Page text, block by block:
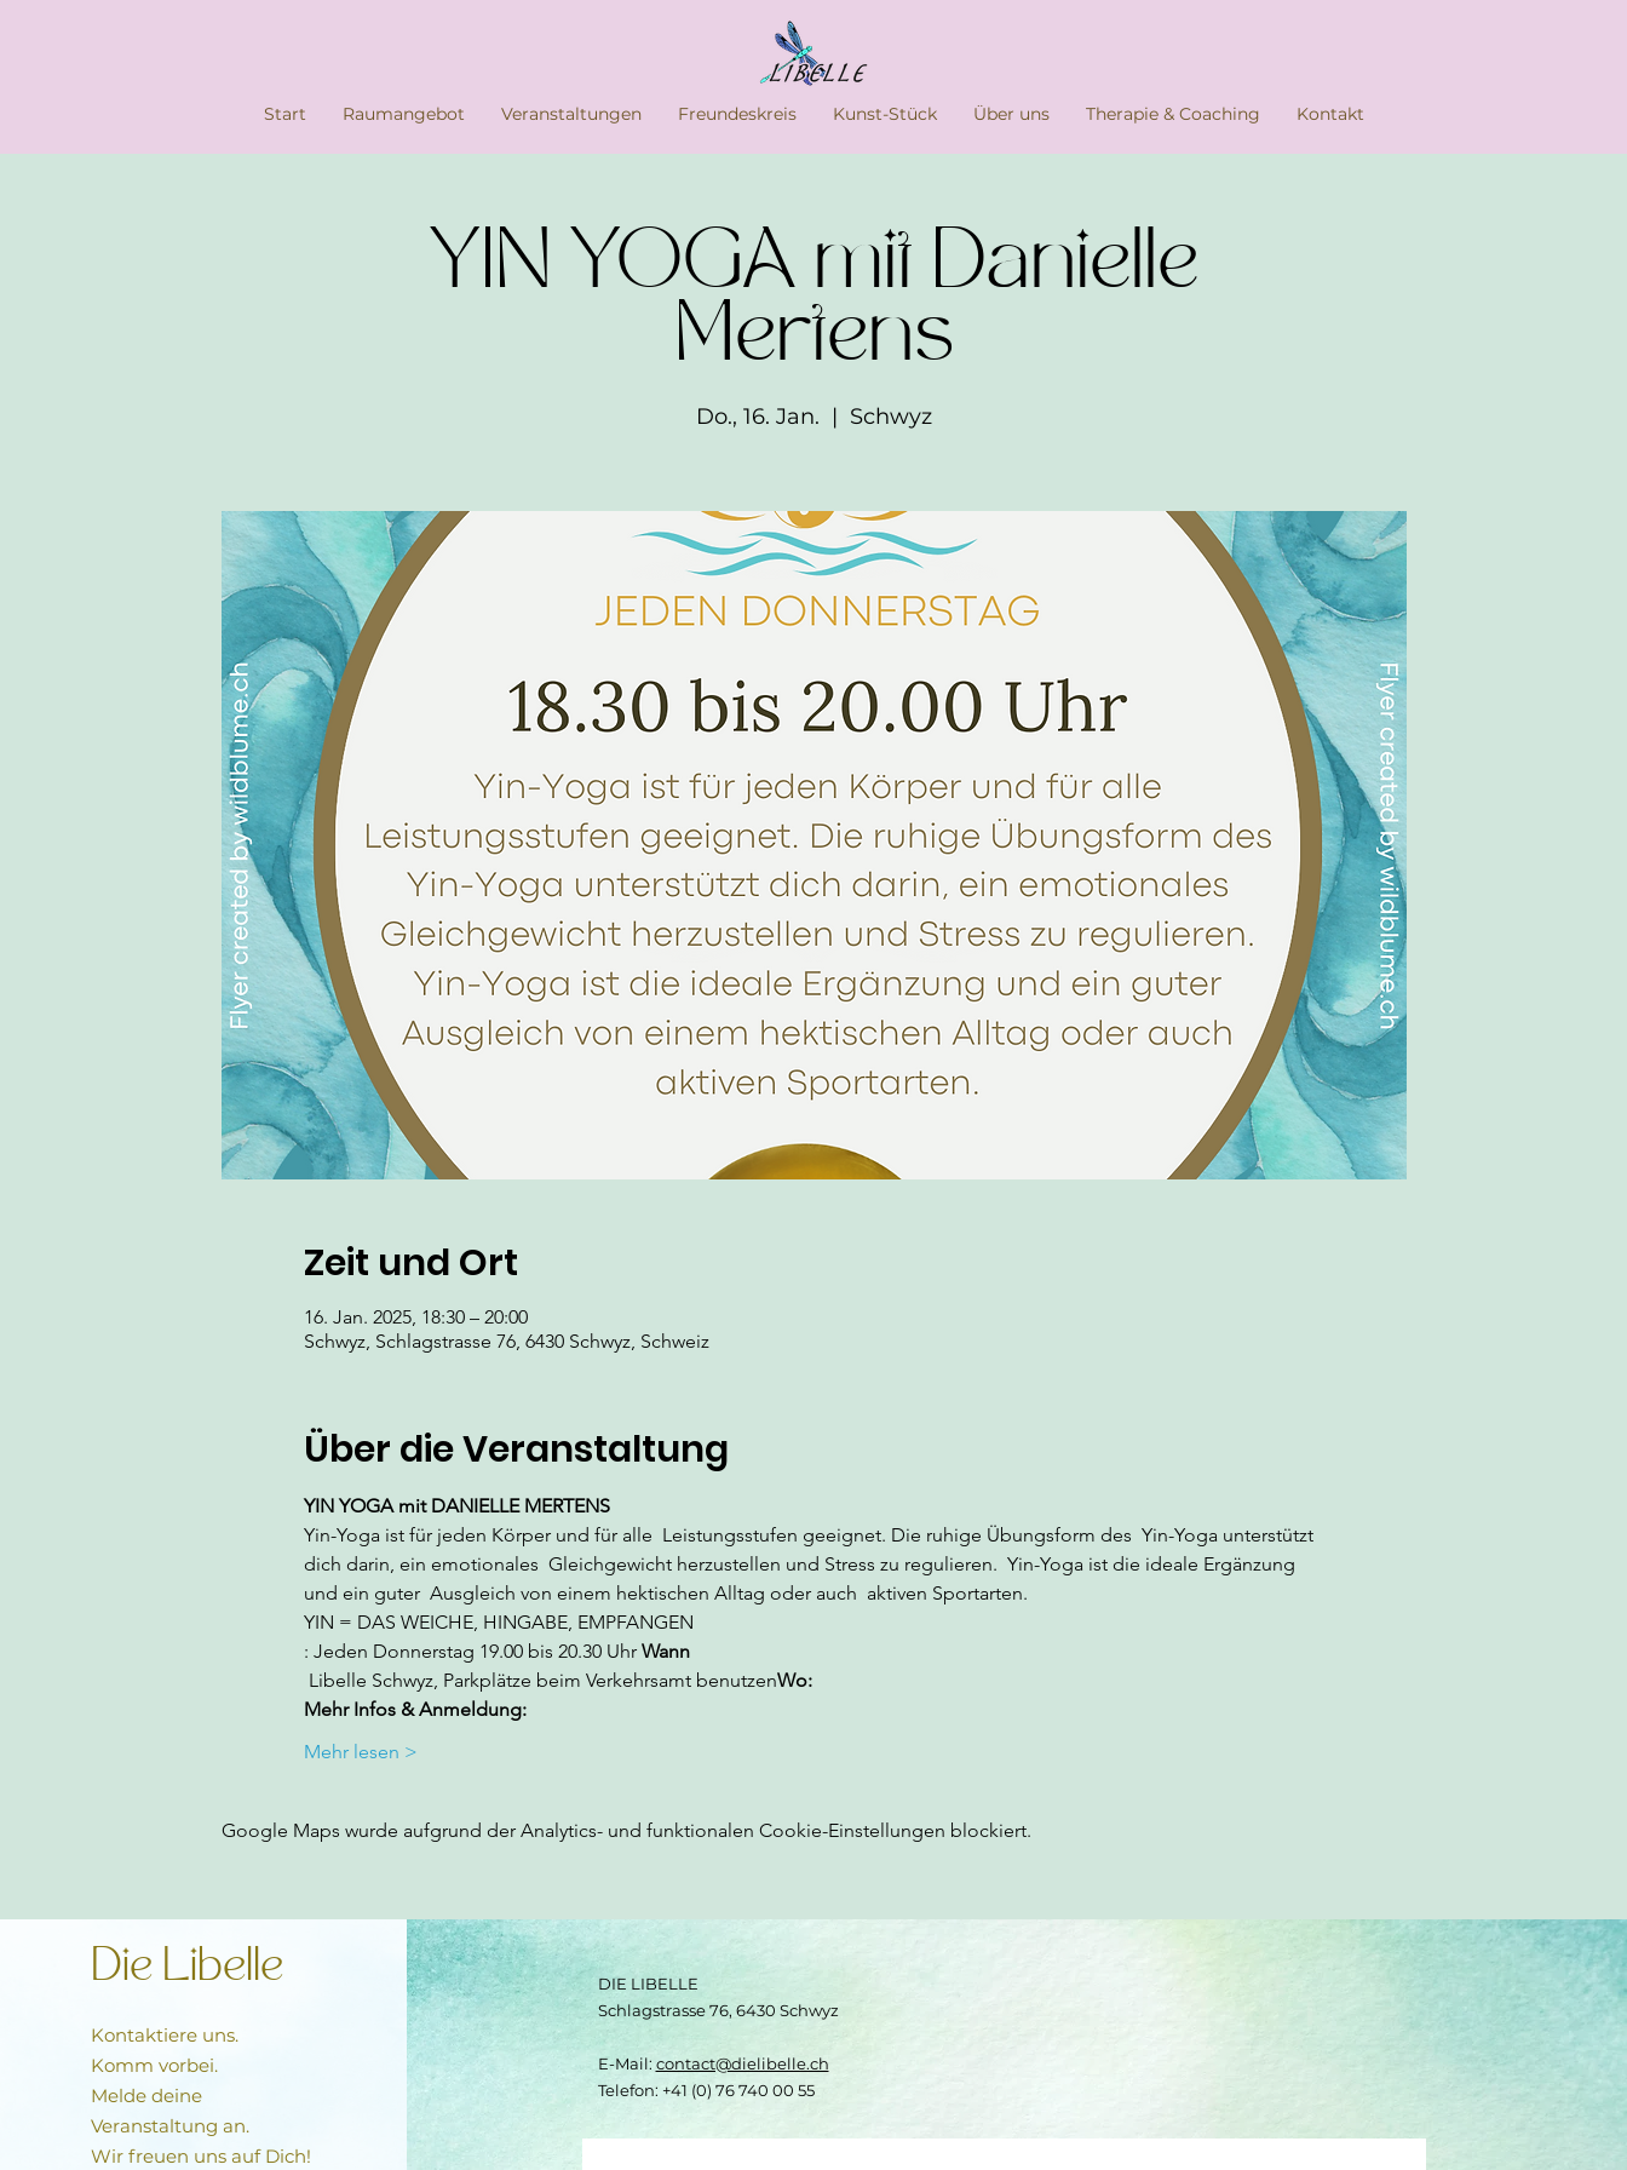
Start Raumangebot Veranstaltungen Freundeskreis Kunst-Stück Über uns Therapie & Coaching Kontakt
YIN YOGA mit Danielle
Mertens
Do., 16. Jan.
  |
Schwyz
Zeit und Ort
16. Jan. 2025, 18:30 – 20:00
Schwyz, Schlagstrasse 76, 6430 Schwyz, Schweiz
Über die Veranstaltung
YIN YOGA mit DANIELLE MERTENS
Yin-Yoga ist für jeden Körper und für alle  Leistungsstufen geeignet. Die ruhige Übungsform des  Yin-Yoga unterstützt
dich darin, ein emotionales  Gleichgewicht herzustellen und Stress zu regulieren.  Yin-Yoga ist die ideale Ergänzung
und ein guter  Ausgleich von einem hektischen Alltag oder auch  aktiven Sportarten.
YIN = DAS WEICHE, HINGABE, EMPFANGEN
: Jeden Donnerstag 19.00 bis 20.30 Uhr Wann
Libelle Schwyz, Parkplätze beim Verkehrsamt benutzenWo:
Mehr Infos & Anmeldung:
Mehr lesen >
Google Maps wurde aufgrund der Analytics- und funktionalen Cookie-Einstellungen blockiert.
Die Libelle
Kontaktiere uns.
Komm vorbei.
Melde deine
Veranstaltung an.
Wir freuen uns auf Dich!
DIE LIBELLE
Schlagstrasse 76, 6430 Schwyz
E-Mail: contact@dielibelle.ch
Telefon: +41 (0) 76 740 00 55